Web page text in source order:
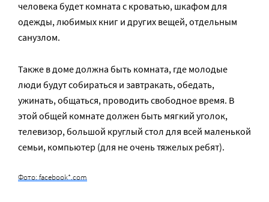
человека будет комната с кроватью, шкафом для
одежды, любимых книг и других вещей, отдельным
санузлом.
Также в доме должна быть комната, где молодые
люди будут собираться и завтракать, обедать,
ужинать, общаться, проводить свободное время. В
этой общей комнате должен быть мягкий уголок,
телевизор, большой круглый стол для всей маленькой
семьи, компьютер (для не очень тяжелых ребят).
Фото: facebook*.com